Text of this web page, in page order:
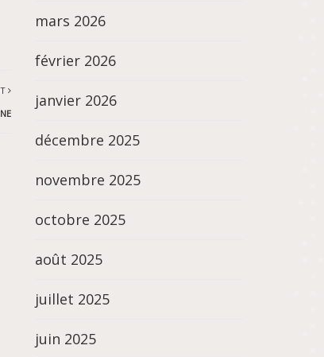
mars 2026
février 2026
janvier 2026
décembre 2025
novembre 2025
octobre 2025
août 2025
juillet 2025
juin 2025